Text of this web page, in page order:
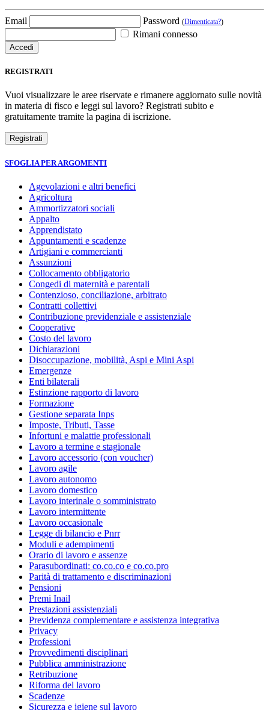
Email Password (Dimenticata?)
Rimani connesso
REGISTRATI
Vuoi visualizzare le aree riservate e rimanere aggiornato sulle novità
in materia di fisco e leggi sul lavoro? Registrati subito e
gratuitamente tramite la pagina di iscrizione.
SFOGLIA PER ARGOMENTI
Agevolazioni e altri benefici
Agricoltura
Ammortizzatori sociali
Appalto
Apprendistato
Appuntamenti e scadenze
Artigiani e commercianti
Assunzioni
Collocamento obbligatorio
Congedi di maternità e parentali
Contenzioso, conciliazione, arbitrato
Contratti collettivi
Contribuzione previdenziale e assistenziale
Cooperative
Costo del lavoro
Dichiarazioni
Disoccupazione, mobilità, Aspi e Mini Aspi
Emergenze
Enti bilaterali
Estinzione rapporto di lavoro
Formazione
Gestione separata Inps
Imposte, Tributi, Tasse
Infortuni e malattie professionali
Lavoro a termine e stagionale
Lavoro accessorio (con voucher)
Lavoro agile
Lavoro autonomo
Lavoro domestico
Lavoro interinale o somministrato
Lavoro intermittente
Lavoro occasionale
Legge di bilancio e Pnrr
Moduli e adempimenti
Orario di lavoro e assenze
Parasubordinati: co.co.co e co.co.pro
Parità di trattamento e discriminazioni
Pensioni
Premi Inail
Prestazioni assistenziali
Previdenza complementare e assistenza integrativa
Privacy
Professioni
Provvedimenti disciplinari
Pubblica amministrazione
Retribuzione
Riforma del lavoro
Scadenze
Sicurezza e igiene sul lavoro